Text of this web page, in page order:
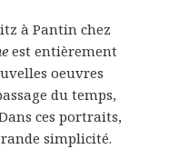
à Pantin chez
est entièrement
oeuvres
du temps,
ces portraits,
simplicité.